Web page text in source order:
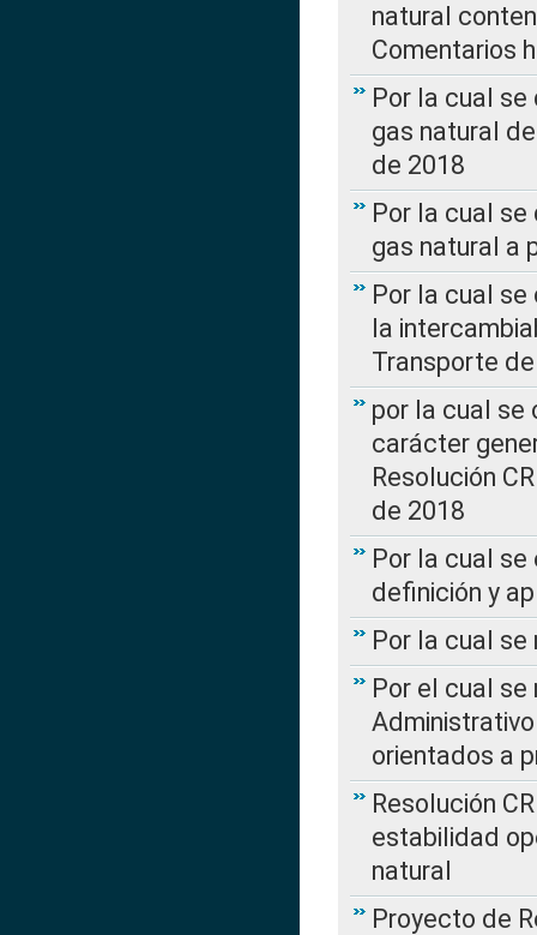
natural
Comentarios
Por la cual
gas natural
de 2018
Por la cual
gas natural a
Por la cual
la
Transporte
por la cual se
carácter
Resolución
de 2018
Por la cual
definición y
Por la cual
Por el cual
orientados a
Resolución
estabilidad
natural
Proyecto de